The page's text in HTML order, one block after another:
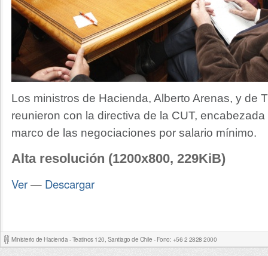
Los ministros de Hacienda, Alberto Arenas, y de
reunieron con la directiva de la CUT,
marco de las negociaciones por salario mínimo.
Alta resolución (1200x800, 229KiB)
Ver— Descargar
Ministerio de Hacienda - Teatinos 120, Santiago de Chile - Fono: +56 2 2828 2000